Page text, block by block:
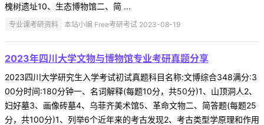
槐树遗址10、生态博物馆二、简 ...
专业课考研资料 本站小编 Free考研考试 2023-08-19
2023年四川大学文物与博物馆专业考研真题分享
2023四川大学研究生入学考试初试真题科目名称:文博综合348满分:3
00分时间:180分钟一、名词解释(每题10分，共50分)1、山顶洞人2、
妇好墓3、画像砖墓4、乌菲齐美术馆5、革命文物二、简答题(每题25
分，共100分)1、列举6个近年来的考古发现2、考古类型学原理和作用